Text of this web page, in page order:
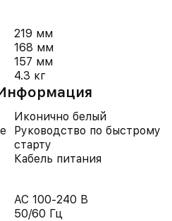
219 мм
168 мм
157 мм
4.3 кг
Иконично белый
Руководство по быстрому
старту
Кабель питания
AC 100-240 В
50/60 Гц